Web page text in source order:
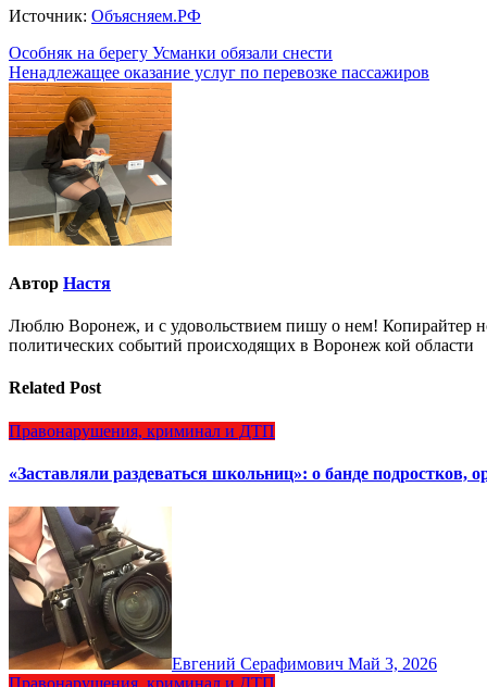
Источник: Объясняем.РФ
Навигация
по
записям
Особняк на берегу Усманки обязали снести
Ненадлежащее оказание услуг по перевозке пассажиров
Автор Настя
Люблю Воронеж, и с удовольствием пишу о нем! Копирайтер
политических событий происходящих в Воронеж кой области
Related Post
Правонарушения, криминал и ДТП
«Заставляли раздеваться школьниц»: о банде
Евгений Серафимович Май 3, 2026
Правонарушения, криминал и ДТП